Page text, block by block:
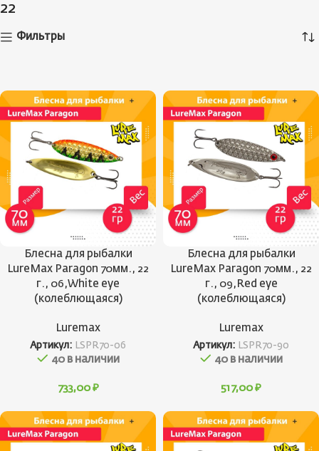
22
Фильтры
Блесна для рыбалки
LureMax Paragon 70мм., 22
г., 06,White eye
(колеблющаяся)
Luremax
Артикул: LSPR70-06
40 в наличии
733,00 ₽
Блесна для рыбалки
LureMax Paragon 70мм., 22
г., 09,Red eye
(колеблющаяся)
Luremax
Артикул: LSPR70-90
40 в наличии
517,00 ₽